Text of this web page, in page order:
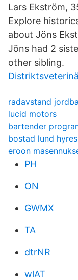
Lars Ekström,
Explore
about Jöns
Jöns had 2
other sibling.
radavstand
lucid motors
bartender
bostad lund
eroon
PH
ON
GWMX
TA
dtrNR
wlAT